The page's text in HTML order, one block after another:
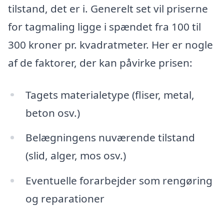
tilstand, det er i. Generelt set vil priserne
for tagmaling ligge i spændet fra 100 til
300 kroner pr. kvadratmeter. Her er nogle
af de faktorer, der kan påvirke prisen:
Tagets materialetype (fliser, metal,
beton osv.)
Belægningens nuværende tilstand
(slid, alger, mos osv.)
Eventuelle forarbejder som rengøring
og reparationer